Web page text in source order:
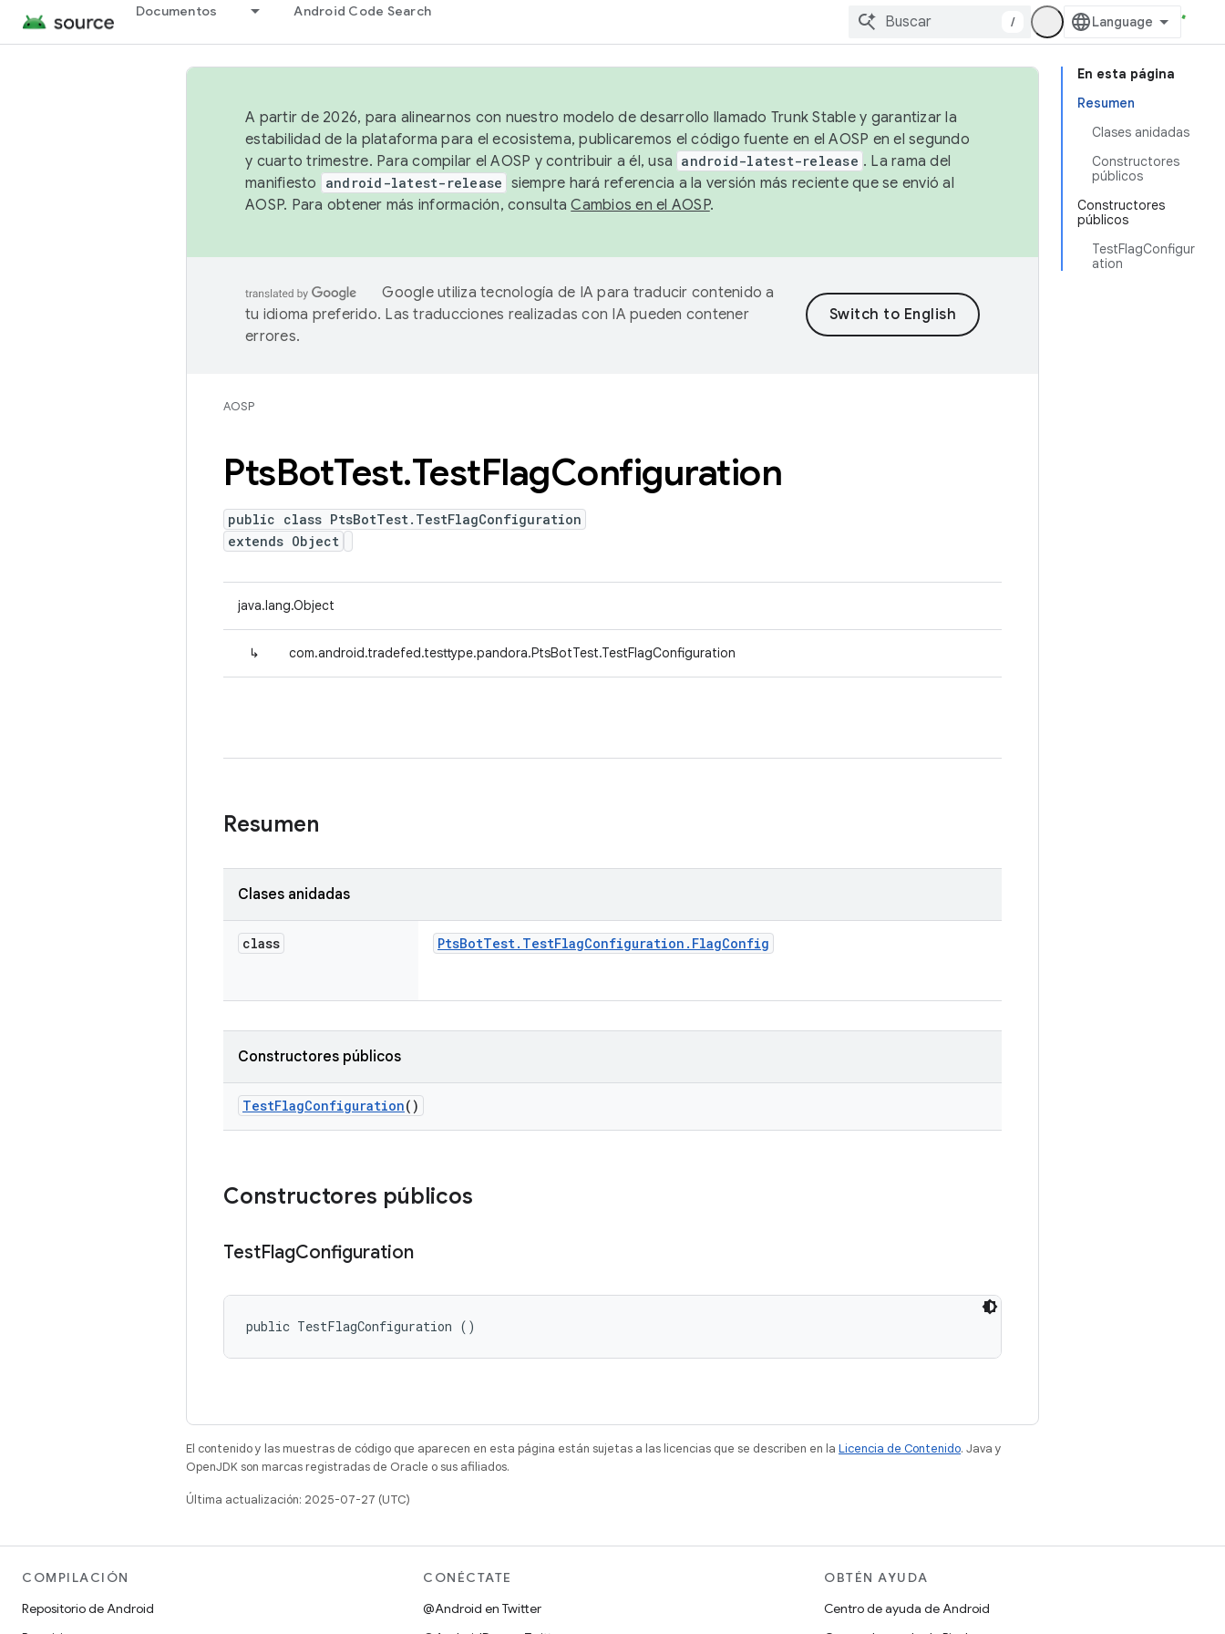
Documentos Android Code Search
/
En esta página
Resumen
Clases anidadas
Constructores
públicos
Constructores
públicos
TestFlagConfigur
ation
A partir de 2026, para alinearnos con nuestro modelo de desarrollo llamado Trunk Stable y garantizar la
estabilidad de la plataforma para el ecosistema, publicaremos el código fuente en el AOSP en el segundo
y cuarto trimestre. Para compilar el AOSP y contribuir a él, usa android-latest-release . La rama del
manifiesto
android-latest-release siempre hará referencia a la versión más reciente que se envió al
AOSP. Para obtener más información, consultaCambios en el AOSP.
Google utiliza tecnología de IA para traducir contenido a
tu idioma preferido. Las traducciones realizadas con IA pueden contener
errores.
AOSP
PtsBotTest.TestFlagConfiguration
public class PtsBotTest.TestFlagConfiguration
extends Object
java.lang.Object
↳ com.android.tradefed.testtype.pandora.PtsBotTest.TestFlagConfiguration
Resumen
Clases anidadas
class PtsBotTest. TestFlagConfiguration . FlagConfig
Constructores públicos
TestFlagConfiguration()
Constructores públicos
TestFlagConfiguration
public TestFlagConfiguration ()
El contenido y las muestras de código que aparecen en esta página están sujetas a las licencias que se describen en la Licencia de Contenido. Java y
OpenJDK son marcas registradas de Oracle o sus afiliados.
Última actualización: 2025-07-27 (UTC)
COMPILACIÓN
Repositorio de Android
CONÉCTATE
@Android en Twitter
OBTÉN AYUDA
Centro de ayuda de Android